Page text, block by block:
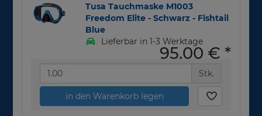
Tusa Tauchmaske M1003
Freedom Elite - Schwarz - Fishtail
Blue
Lieferbar in 1-3 Werktage
95,00 € *
Stk.
in den Warenkorb legen